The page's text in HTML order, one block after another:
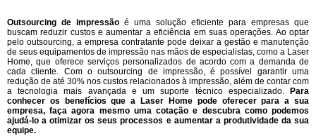
Outsourcing de impressão é uma solução eficiente para empresas que
buscam reduzir custos e aumentar a eficiência em suas operações. Ao optar
pelo outsourcing, a empresa contratante pode deixar a gestão e manutenção
de seus equipamentos de impressão nas mãos de especialistas, como a Laser
Home, que oferece serviços personalizados de acordo com a demanda de
cada cliente. Com o outsourcing de impressão, é possível garantir uma
redução de até 30% nos custos relacionados à impressão, além de contar com
a tecnologia mais avançada e um suporte técnico especializado. Para
conhecer os benefícios que a Laser Home pode oferecer para a sua
empresa, faça agora mesmo uma cotação e descubra como podemos
ajudá-lo a otimizar os seus processos e aumentar a produtividade da sua
equipe.